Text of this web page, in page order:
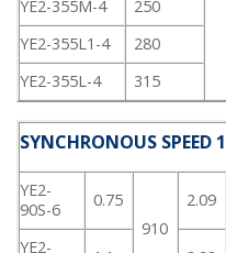
YE2-355M-4
250
YE2-355L1-4
280
YE2-355L-4
315
SYNCHRONOUS SPEED
YE2-
90S-6
0.75
910
2.09
YE2-